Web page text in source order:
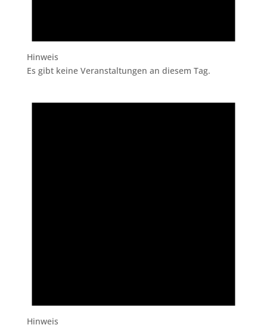
Hinweis
Es gibt keine Veranstaltungen an diesem Tag.
Hinweis